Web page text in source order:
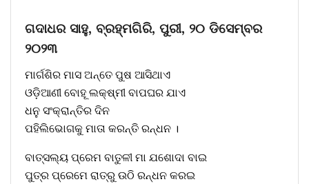
ଗଦାଧର ସାହୁ, ବ୍ରହ୍ମଗିରି, ପୁରୀ, ୨୦ ଡିସେମ୍ବର
୨୦୨୩
ମାର୍ଗଶିର ମାସ ଅନ୍ତେ ପୁଷ ଆସିଥାଏ
ଓଡ଼ିଆଣୀ ବୋହୂ ଲକ୍ଷ୍ମୀ ବାପଘର ଯାଏ
ଧନୁ ସଂକ୍ରାନ୍ତିର ଦିନ
ପହିଲିଭୋଗକୁ ମାତା କରନ୍ତି ରନ୍ଧନ ।
ବାତ୍ସଲ୍ୟ ପ୍ରେମ ବାତୁଳୀ ମା ଯଶୋଦା ବାଇ
ପୁତ୍ର ପ୍ରେମେ ରାତ୍ରୁ ଉଠି ରନ୍ଧନ କରଇ